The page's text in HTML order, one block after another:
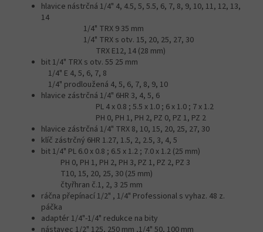
hlavice nástrčná 1/4" 4, 4.5, 5, 5.5, 6, 7, 8, 9, 10, 11, 12, 13,
14
1/4" TRX 9 35 mm
1/4" TRX s otv. 15, 20, 25, 27, 30
TRX E12, 14 (28 mm)
bit 1/4" TRX s otv. 55 25 mm
1/4" E 4, 5, 6, 7, 8
1/4" prodloužená 4, 5, 6, 7, 8, 9, 10
hlavice zástrčná 1/4" 6HR 3, 4, 5, 6
PL 4 x 0.8 ; 5.5 x 1.0 ; 6 x 1.0 ; 7 x 1.2
PH 0, PH 1, PH 2, PZ 0, PZ 1, PZ 2
hlavice zástrčná 1/4" TRX 8, 10, 15, 20, 25, 27, 30
klíč zástrčný 6HR 1.27, 1.5, 2, 2.5, 3, 4, 5
bit 1/4" PL 6.0 x 0.8 ; 6.5 x 1.2 ; 7.0 x 1.2 (25 mm)
PH 0, PH 1, PH 2, PH 3, PZ 1, PZ 2, PZ 3
T10, 15, 20, 25, 30 (25 mm)
čtyřhran č.1, 2, 3 25 mm
ráčna přepínací 1/2" , 1/4" Professional s vyhaz. 48 z.
páčka
adaptér 1/4"-1/4" redukce na bity